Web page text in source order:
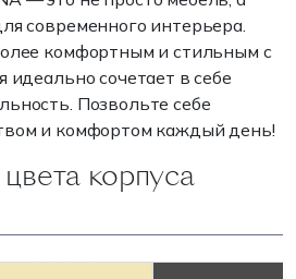
современного интерьера.
комфортным и стильным с
идеально сочетает в себе
Позвольте себе
и комфортом каждый день!
корпуса